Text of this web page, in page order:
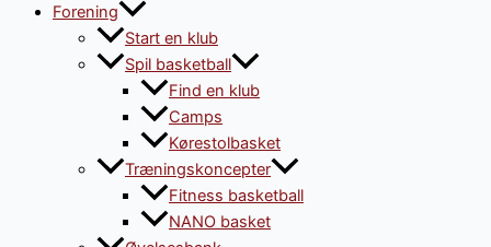
Forening
Start en klub
Spil basketball
Find en klub
Camps
Kørestolbasket
Træningskoncepter
Fitness basketball
NANO basket